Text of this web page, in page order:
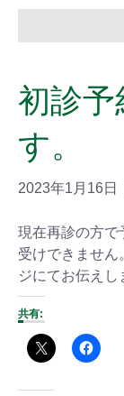
初診
す。
2023年1月16日
現在再診の方で
受けできません
ジにてお伝えし
共有: